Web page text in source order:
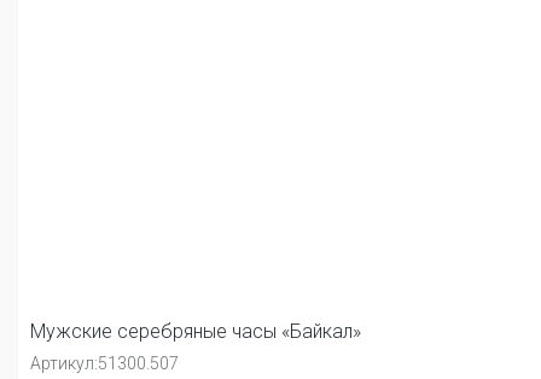
Мужские серебряные часы «Байкал»
Артикул:51300.507